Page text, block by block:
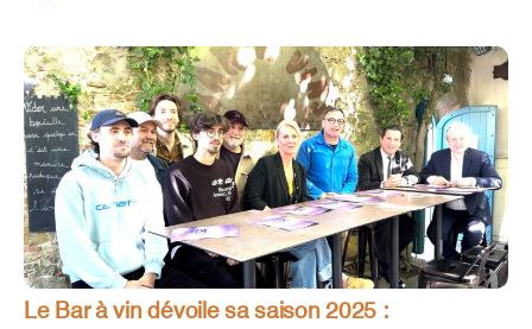
Le Bar à vin dévoile sa saison 2025 :